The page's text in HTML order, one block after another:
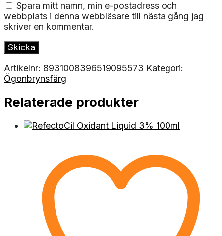
Spara mitt namn, min e-postadress och
webbplats i denna webbläsare till nästa gång jag
skriver en kommentar.
Artikelnr: 8931008396519095573 Kategori:
Ögonbrynsfärg
Relaterade produkter